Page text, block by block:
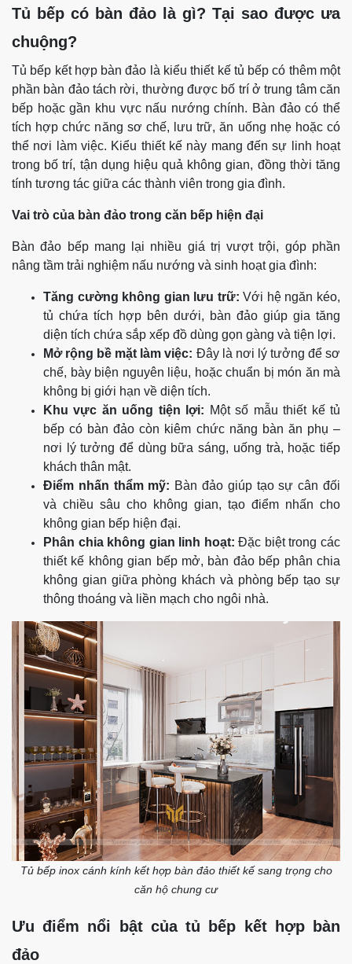
Tủ bếp có bàn đảo là gì? Tại sao được ưa
chuộng?
Tủ bếp kết hợp bàn đảo là kiểu thiết kế tủ bếp có thêm một
phần bàn đảo tách rời, thường được bố trí ở trung tâm căn
bếp hoặc gần khu vực nấu nướng chính. Bàn đảo có thể
tích hợp chức năng sơ chế, lưu trữ, ăn uống nhẹ hoặc có
thể nơi làm việc. Kiểu thiết kế này mang đến sự linh hoạt
trong bố trí, tận dụng hiệu quả không gian, đồng thời tăng
tính tương tác giữa các thành viên trong gia đình.
Vai trò của bàn đảo trong căn bếp hiện đại
Bàn đảo bếp mang lại nhiều giá trị vượt trội, góp phần
nâng tầm trải nghiệm nấu nướng và sinh hoạt gia đình:
Tăng cường không gian lưu trữ: Với hệ ngăn kéo,
tủ chứa tích hợp bên dưới, bàn đảo giúp gia tăng
diện tích chứa sắp xếp đồ dùng gọn gàng và tiện lợi.
Mở rộng bề mặt làm việc: Đây là nơi lý tưởng để sơ
chế, bày biện nguyên liệu, hoặc chuẩn bị món ăn mà
không bị giới hạn về diện tích.
Khu vực ăn uống tiện lợi: Một số mẫu thiết kế tủ
bếp có bàn đảo còn kiêm chức năng bàn ăn phụ –
nơi lý tưởng để dùng bữa sáng, uống trà, hoặc tiếp
khách thân mật.
Điểm nhấn thẩm mỹ: Bàn đảo giúp tạo sự cân đối
và chiều sâu cho không gian, tạo điểm nhấn cho
không gian bếp hiện đại.
Phân chia không gian linh hoạt: Đặc biệt trong các
thiết kế không gian bếp mở, bàn đảo bếp phân chia
không gian giữa phòng khách và phòng bếp tạo sự
thông thoáng và liền mạch cho ngôi nhà.
Tủ bếp inox cánh kính kết hợp bàn đảo thiết kế sang trọng cho
căn hộ chung cư
Ưu điểm nổi bật của tủ bếp kết hợp bàn
đảo